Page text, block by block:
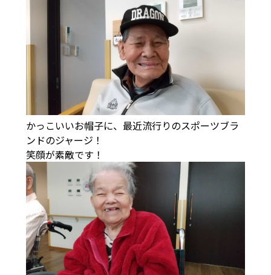
かっこいいお帽子に、最近流行りのスポーツブラ
ンドのジャージ！
笑顔が素敵です！